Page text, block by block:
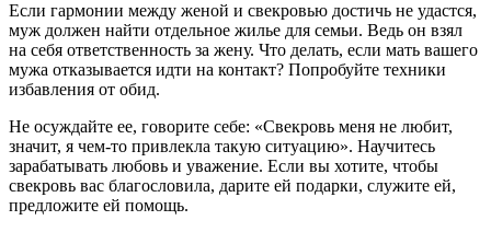
Если гармонии между женой и свекровью достичь не удастся,
муж должен найти отдельное жилье для семьи. Ведь он взял
на себя ответственность за жену. Что делать, если мать вашего
мужа отказывается идти на контакт? Попробуйте техники
избавления от обид.
Не осуждайте ее, говорите себе: «Свекровь меня не любит,
значит, я чем-то привлекла такую ситуацию». Научитесь
зарабатывать любовь и уважение. Если вы хотите, чтобы
свекровь вас благословила, дарите ей подарки, служите ей,
предложите ей помощь.